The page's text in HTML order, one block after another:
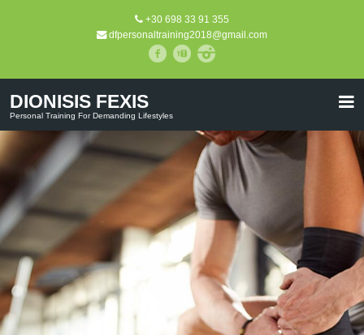
+30 698 33 91 355
dfpersonaltraining2018@gmail.com
DIONISIS FEXIS
Personal Training For Demanding Lifestyles